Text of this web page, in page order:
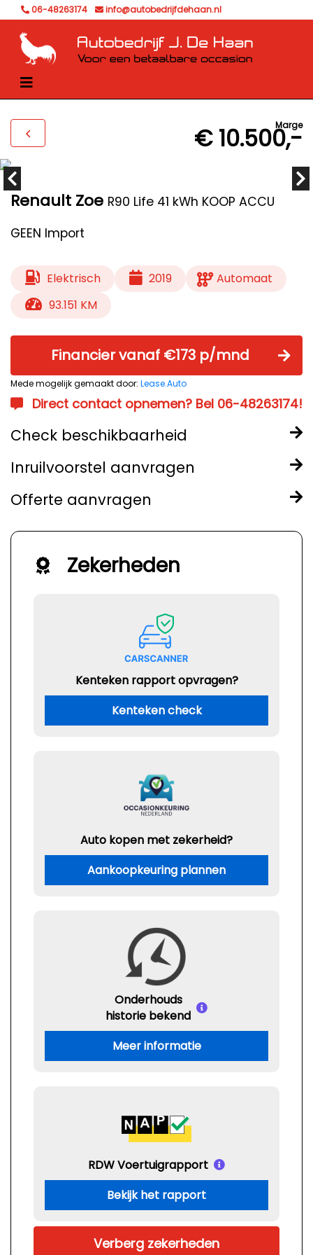
06-48263174 info@autobedrijfdehaan.nl
Marge
€ 10.500,-
Renault Zoe R90 Life 41 kWh KOOP ACCU
GEEN Import
Elektrisch 2019
Automaat
93.151 KM
Financier vanaf €173 p/mnd
Mede mogelijk gemaakt door: Lease.Auto
Direct contact opnemen? Bel 06-48263174!
Check beschikbaarheid
Inruilvoorstel aanvragen
Offerte aanvragen
Zekerheden
Kenteken rapport opvragen?
Kenteken check
Auto kopen met zekerheid?
Aankoopkeuring plannen
Onderhouds
historie bekend
Meer informatie
RDW Voertuigrapport
Bekijk het rapport
Verberg zekerheden